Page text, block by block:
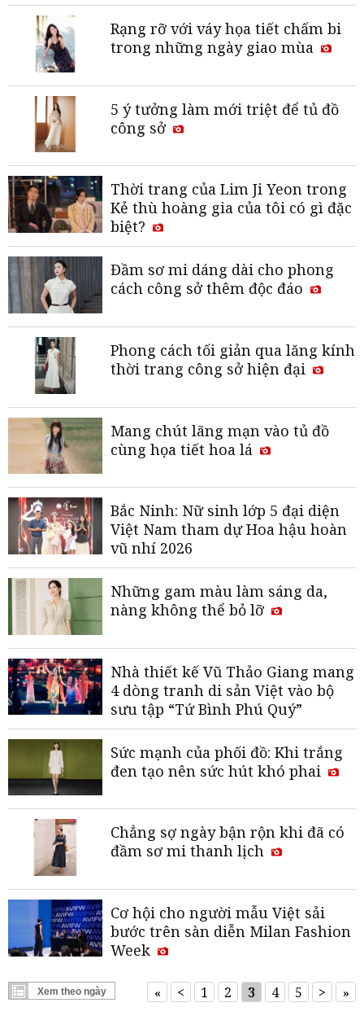
Rạng rỡ với váy họa tiết chấm bi
trong những ngày giao mùa
5 ý tưởng làm mới triệt để tủ đồ
công sở
Thời trang của Lim Ji Yeon trong
Kẻ thù hoàng gia của tôi có gì đặc
biệt?
Đầm sơ mi dáng dài cho phong
cách công sở thêm độc đáo
Phong cách tối giản qua lăng kính
thời trang công sở hiện đại
Mang chút lãng mạn vào tủ đồ
cùng họa tiết hoa lá
Bắc Ninh: Nữ sinh lớp 5 đại diện
Việt Nam tham dự Hoa hậu hoàn
vũ nhí 2026
Những gam màu làm sáng da,
nàng không thể bỏ lỡ
Nhà thiết kế Vũ Thảo Giang mang
4 dòng tranh di sản Việt vào bộ
sưu tập “Tứ Bình Phú Quý”
Sức mạnh của phối đồ: Khi trắng
đen tạo nên sức hút khó phai
Chẳng sợ ngày bận rộn khi đã có
đầm sơ mi thanh lịch
Cơ hội cho người mẫu Việt sải
bước trên sàn diễn Milan Fashion
Week
Xem theo ngày
« < 1 2 3 4 5 > »